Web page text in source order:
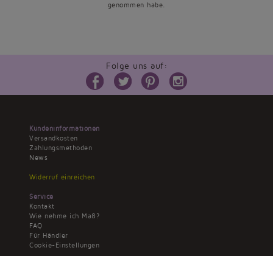
genommen habe.
Folge uns auf:
Kundeninformationen
Versandkosten
Zahlungsmethoden
News
Widerruf einreichen
Service
Kontakt
Wie nehme ich Maß?
FAQ
Für Händler
Cookie-Einstellungen